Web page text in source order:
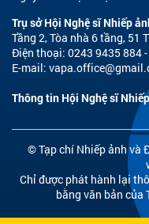
Trụ sở Hội Nghệ sĩ Nhiếp
Tầng 2, Tòa nhà 6 tầng, 51
Điện thoại: 0243 9435 884
E-mail:
Thông tin Hội Nghệ sĩ
© Tạp chí Nhiếp ảnh và
Chỉ được phát hành lại
bằng văn bản của